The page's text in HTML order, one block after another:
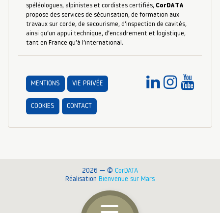
spéléologues, alpinistes et cordistes certifiés, CorDATA
propose des services de sécurisation, de formation aux
travaux sur corde, de secourisme, d’inspection de cavités,
ainsi qu’un appui technique, d’encadrement et logistique,
tant en France qu’à l’international.
MENTIONS VIE PRIVÉE
COOKIES CONTACT
2026 — © CorDATA
Réalisation Bienvenue sur Mars